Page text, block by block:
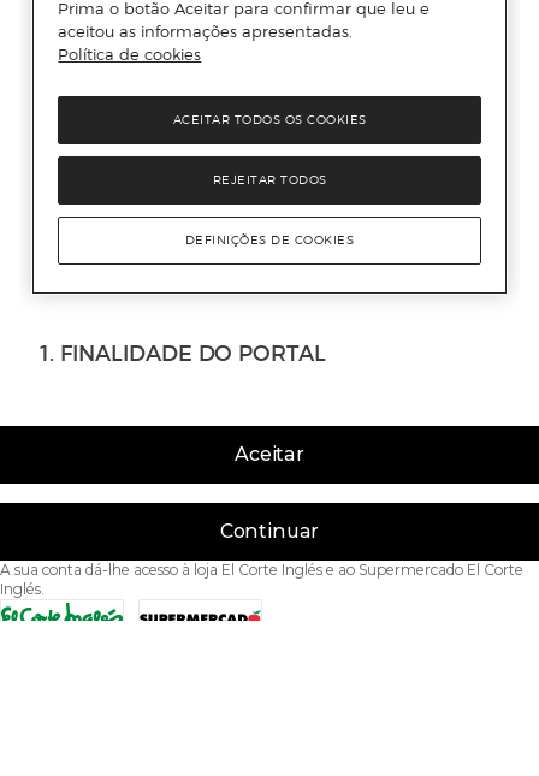
Aceitar
Continuar
A sua conta dá-lhe acesso à loja El Corte Inglés e ao Supermercado El Corte
Inglés.